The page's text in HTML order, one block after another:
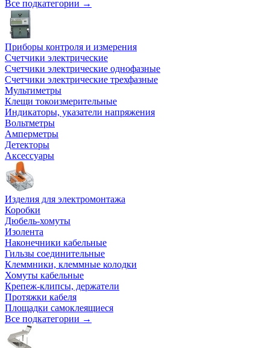
Все подкатегории →
Приборы контроля и измерения
Счетчики электрические
Счетчики электрические однофазные
Счетчики электрические трехфазные
Мультиметры
Клещи токоизмерительные
Индикаторы, указатели напряжения
Вольтметры
Амперметры
Детекторы
Аксессуары
Изделия для электромонтажа
Коробки
Дюбель-хомуты
Изолента
Наконечники кабельные
Гильзы соединительные
Клеммники, клеммные колодки
Хомуты кабельные
Крепеж-клипсы, держатели
Протяжки кабеля
Площадки самоклеящиеся
Все подкатегории →